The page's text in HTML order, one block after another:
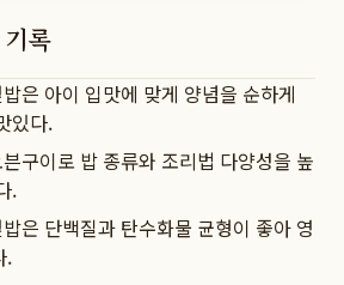
록
은 아이 입맛에 맞게 양념을 순하게
있다.
구이로 밥 종류와 조리법 다양성을 높
.
은 단백질과 탄수화물 균형이 좋아 영
.